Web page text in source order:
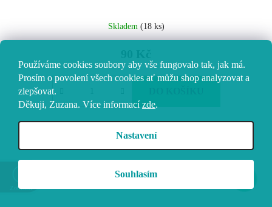
Používáme cookies soubory aby vše fungovalo tak, jak má.
Prosím o povolení všech cookies ať můžu shop analyzovat a
zlepšovat.
Děkuji, Zuzana. Více informací zde.
Nastavení
Souhlasím
Skladem (18 ks)
Zobrazit